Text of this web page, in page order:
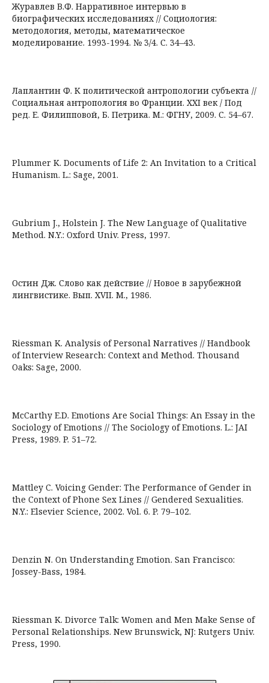
Журавлев В.Ф. Нарративное интервью в
биографических исследованиях // Социология:
методология, методы, математическое
моделирование. 1993-1994. № 3/4. С. 34–43.
Лаплантин Ф. К политической антропологии субъекта //
Социальная антропология во Франции. XXI век / Под
ред. Е. Филипповой, Б. Петрика. М.: ФГНУ, 2009. С. 54–67.
Plummer K. Documents of Life 2: An Invitation to a Critical
Humanism. L.: Sage, 2001.
Gubrium J., Holstein J. The New Language of Qualitative
Method. N.Y.: Oxford Univ. Press, 1997.
Остин Дж. Слово как действие // Новое в зарубежной
лингвистике. Вып. XVII. М., 1986.
Riessman K. Analysis of Personal Narratives // Handbook
of Interview Research: Context and Method. Thousand
Oaks: Sage, 2000.
McCarthy E.D. Emotions Are Social Things: An Essay in the
Sociology of Emotions // The Sociology of Emotions. L.: JAI
Press, 1989. P. 51–72.
Mattley C. Voicing Gender: The Performance of Gender in
the Context of Phone Sex Lines // Gendered Sexualities.
N.Y.: Elsevier Science, 2002. Vol. 6. P. 79–102.
Denzin N. On Understanding Emotion. San Francisco:
Jossey-Bass, 1984.
Riessman K. Divorce Talk: Women and Men Make Sense of
Personal Relationships. New Brunswick, NJ: Rutgers Univ.
Press, 1990.